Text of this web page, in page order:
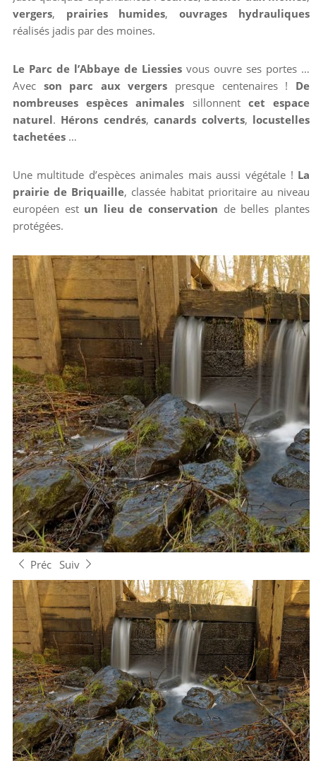
vergers, prairies humides, ouvrages hydrauliques
réalisés jadis par des moines.
Le Parc de l’Abbaye de Liessiesvous ouvre ses portes …
Avec son parc aux vergers presque centenaires ! De
nombreuses espèces animales sillonnent cet espace
naturel. Hérons cendrés,canards colverts, locustelles
tachetées…
Une multitude d’espèces animales mais aussi végétale ! La
prairie de Briquaille, classée habitat prioritaire au niveau
européen est un lieu de conservation de belles plantes
protégées.
Préc Suiv